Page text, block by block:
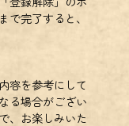
完了すると、
容を参考にして
る場合がござい
、お楽しみいた